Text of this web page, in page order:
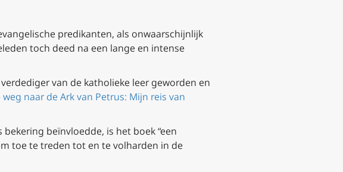
predikanten, als onwaarschijnlijk
toch deed na een lange en intense
van de katholieke leer geworden en
weg naar de Ark van Petrus: Mijn reis van
beïnvloedde, is het boek “een
toe te treden tot en te volharden in de